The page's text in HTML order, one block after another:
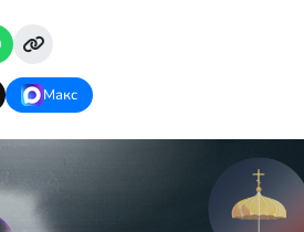
Макс